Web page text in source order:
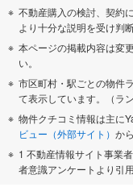
不動産購入の検討、契約
より十分な説明を受け判
本ページの掲載内容は変
い。
市区町村・駅ごとの物件
て表示しています。（ラ
物件クチコミ情報は主に
ビュー（外部サイト） か
1 不動産情報サイト事業
者意識アンケートより引用